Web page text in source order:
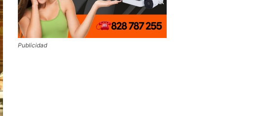
Publicidad